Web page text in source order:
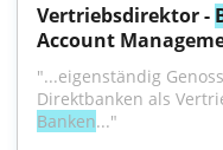
Vertriebsdirektor -
Account
"...eigenständig
Banken..."